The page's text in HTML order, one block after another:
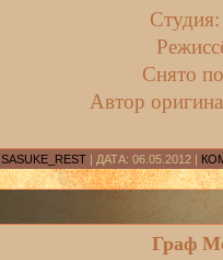
Снято
Автор
SASUKE_REST | ДАТА: 06.05.2012 |
Граф